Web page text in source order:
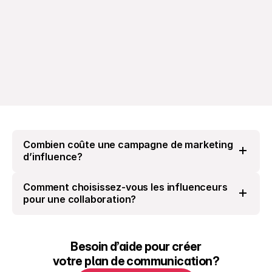
Combien coûte une campagne de marketing
d’influence?
Comment choisissez-vous les influenceurs
pour une collaboration?
Besoin d’aide pour créer
votre plan de communication?